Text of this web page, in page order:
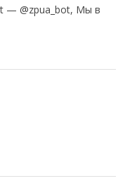
— @zpua_bot, Мы в